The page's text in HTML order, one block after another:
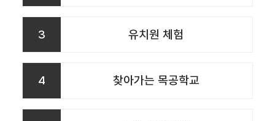
3 유치원 체험
4 찾아가는 목공학교